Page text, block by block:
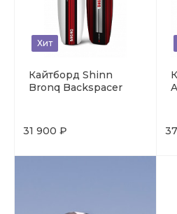
Хит
Кайтборд Shinn
Bronq Backspacer
31 900 ₽